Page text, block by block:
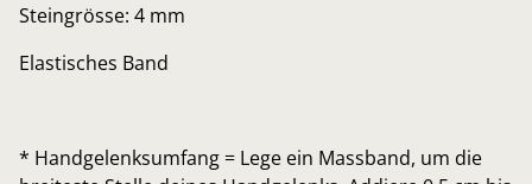
Steingrösse: 4 mm
Elastisches Band
* Handgelenksumfang = Lege ein Massband, um die